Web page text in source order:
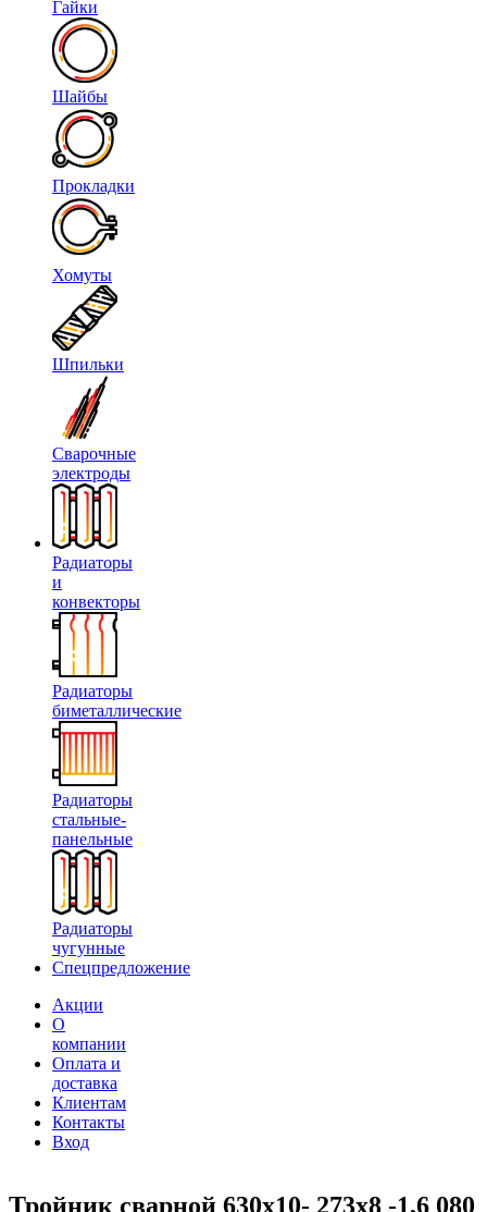
Гайки
Шайбы
Прокладки
Хомуты
Шпильки
Сварочные
электроды
Радиаторы
и
конвекторы
Радиаторы
биметаллические
Радиаторы
стальные-
панельные
Радиаторы
чугунные
Спецпредложение
Акции
О
компании
Оплата и
доставка
Клиентам
Контакты
Вход
Тройник сварной 630х10- 273х8 -1,6 080